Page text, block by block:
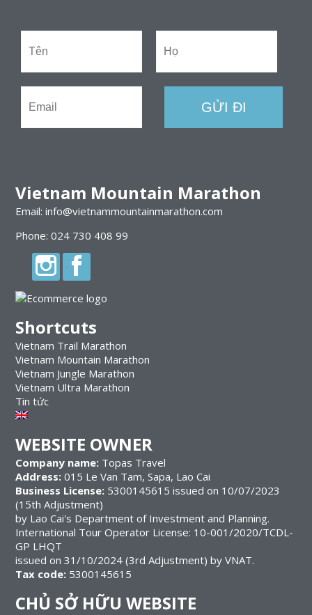
Vietnam Mountain Marathon
Email: info@vietnammountainmarathon.com
Phone: 024 730 408 99
Shortcuts
Vietnam Trail Marathon
Vietnam Mountain Marathon
Vietnam Jungle Marathon
Vietnam Ultra Marathon
Tin tức
WEBSITE OWNER
Company name:Topas Travel
Address:015 Le Van Tam, Sapa, Lao Cai
Business License: 5300145615 issued on 10/07/2023
(15th Adjustment)
by Lao Cai's Department of Investment and Planning.
International Tour Operator License: 10-001/2020/TCDL-
GP LHQT
issued on 31/10/2024 (3rd Adjustment) by VNAT.
Tax code: 5300145615
CHỦ SỞ HỮU WEBSITE